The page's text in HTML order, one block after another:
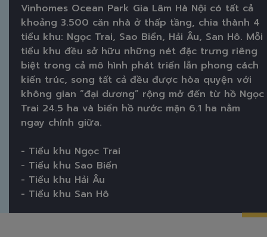
Vinhomes Ocean Park Gia Lâm Hà Nội có tất cả
khoảng 3.500 căn nhà ở thấp tầng, chia thành 4
tiểu khu: Ngọc Trai, Sao Biển, Hải Âu, San Hô. Mỗi
tiểu khu đều sở hữu những nét đặc trưng riêng
biệt trong cả mô hình phát triển lẫn phong cách
kiến trúc, song tất cả đều được hòa quyện với
không gian “đại dương” rộng mở đến từ hồ Ngọc
Trai 24.5 ha và biển hồ nước mặn 6.1 ha nằm
ngay chính giữa.
- Tiểu khu Ngọc Trai
- Tiểu khu Sao Biển
- Tiểu khu Hải Âu
- Tiểu khu San Hô